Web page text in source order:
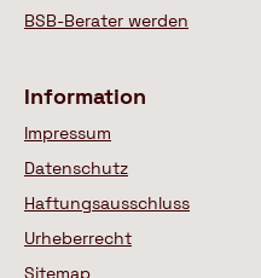
BSB-Berater werden
Information
Impressum
Datenschutz
Haftungsausschluss
Urheberrecht
Sitemap